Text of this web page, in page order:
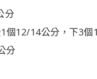
分
個12/14公分，下3
分